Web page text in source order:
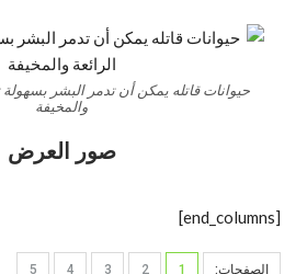
حيوانات قاتله يمكن أن تدمر البشر بسهولة
والمخيفة
صور العرض
[end_columns]
الصفحات: 1
2
3
4
5